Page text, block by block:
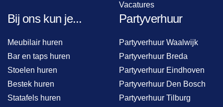
Vacatures
Bij ons kun je...
Meubilair huren
Bar en taps huren
Stoelen huren
Bestek huren
Statafels huren
Partyverhuur
Partyverhuur Waalwijk
Partyverhuur Breda
Partyverhuur Eindhoven
Partyverhuur Den Bosch
Partyverhuur Tilburg